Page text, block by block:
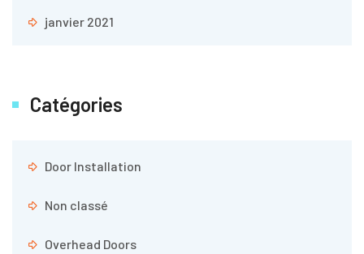
janvier 2021
Catégories
Door Installation
Non classé
Overhead Doors